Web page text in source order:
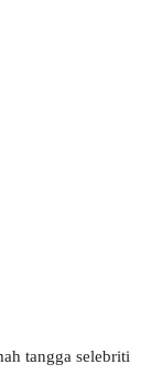
tangga selebriti